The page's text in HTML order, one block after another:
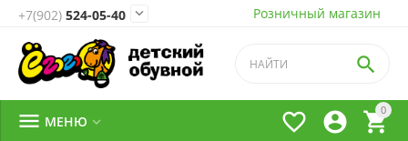
Розничный магазин
+7(902) 524-05-40 
0




 МЕНЮ 